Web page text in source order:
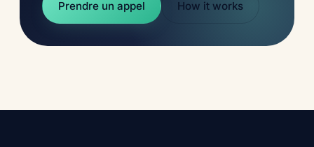
Prendre un appel How it works